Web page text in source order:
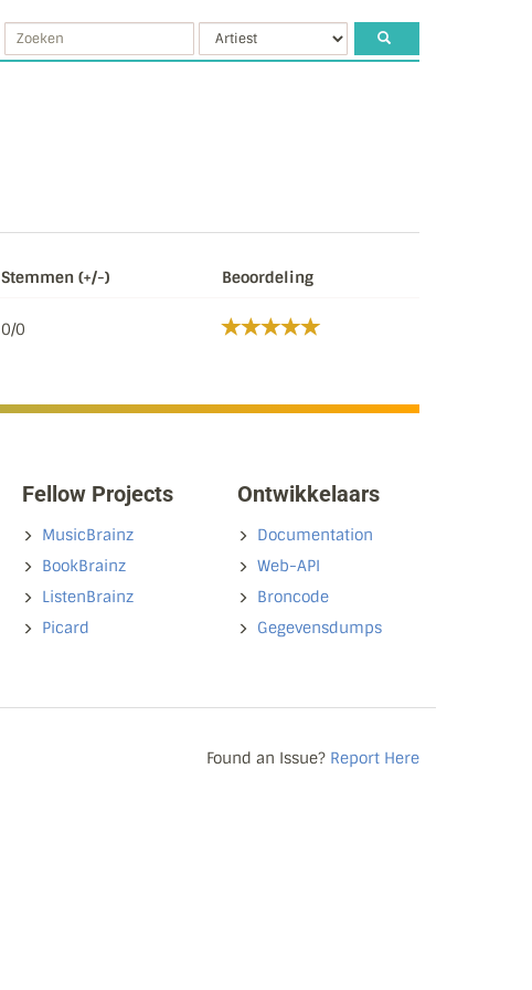
Stemmen (+/-) Beoordeling
0/0
Fellow Projects
MusicBrainz
BookBrainz
ListenBrainz
Picard
Ontwikkelaars
Documentation
Web-API
Broncode
Gegevensdumps
Found an Issue? Report Here